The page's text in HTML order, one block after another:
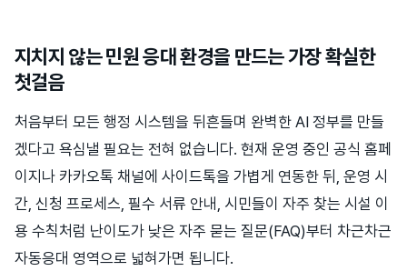
지치지 않는 민원 응대 환경을 만드는 가장 확실한
첫걸음
처음부터 모든 행정 시스템을 뒤흔들며 완벽한 AI 정부를 만들
겠다고 욕심낼 필요는 전혀 없습니다. 현재 운영 중인 공식 홈페
이지나 카카오톡 채널에 사이드톡을 가볍게 연동한 뒤, 운영 시
간, 신청 프로세스, 필수 서류 안내, 시민들이 자주 찾는 시설 이
용 수칙처럼 난이도가 낮은 자주 묻는 질문(FAQ)부터 차근차근
자동응대 영역으로 넓혀가면 됩니다.